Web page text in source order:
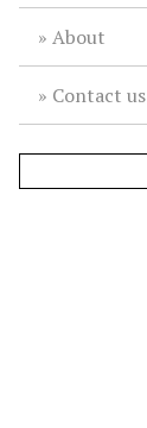
About
Contact us